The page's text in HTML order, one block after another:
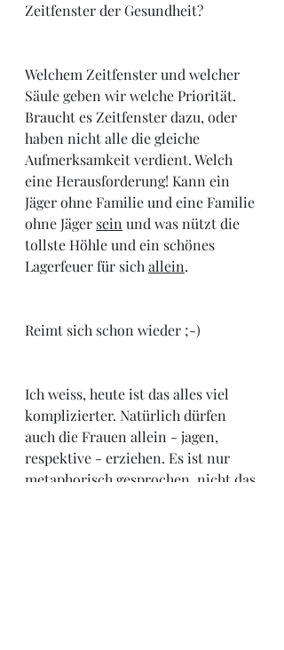
Zeitfenster der Gesundheit?
Welchem Zeitfenster und welcher
Säule geben wir welche Priorität.
Braucht es Zeitfenster dazu, oder
haben nicht alle die gleiche
Aufmerksamkeit verdient. Welch
eine Herausforderung! Kann ein
Jäger ohne Familie und eine Familie
ohne Jäger sein und was nützt die
tollste Höhle und ein schönes
Lagerfeuer für sich allein.
Reimt sich schon wieder ;-)
Ich weiss, heute ist das alles viel
komplizierter. Natürlich dürfen
auch die Frauen allein - jagen,
respektive - erziehen. Es ist nur
metaphorisch gesprochen, nicht das